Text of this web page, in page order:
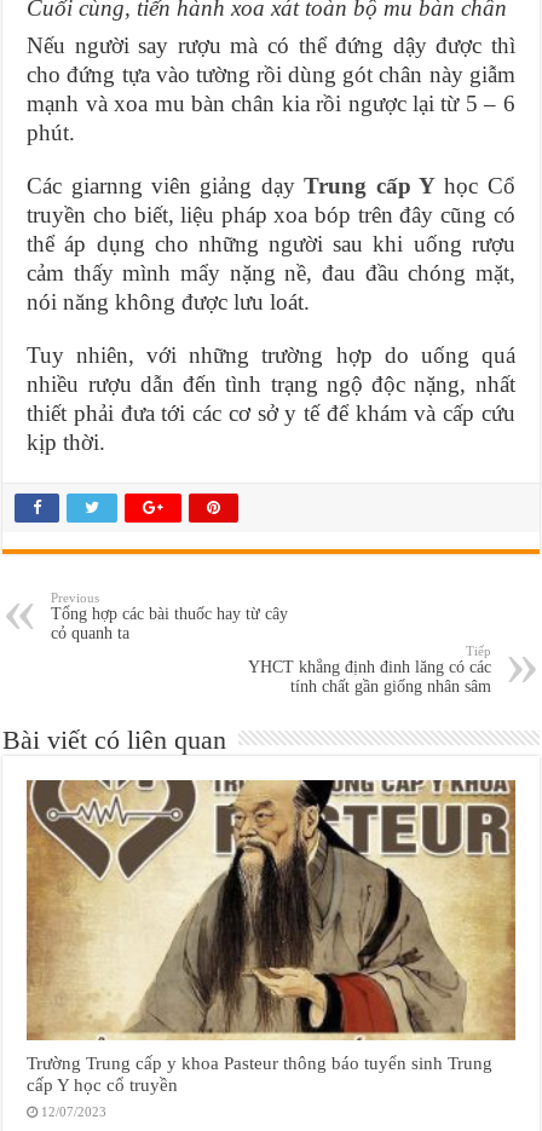
Cuối cùng, tiến hành xoa xát toàn bộ mu bàn chân
Nếu người say rượu mà có thể đứng dậy được thì
cho đứng tựa vào tường rồi dùng gót chân này giẫm
mạnh và xoa mu bàn chân kia rồi ngược lại từ 5 – 6
phút.
Các giarnng viên giảng dạyTrung cấp Yhọc Cổ
truyền cho biết, liệu pháp xoa bóp trên đây cũng có
thể áp dụng cho những người sau khi uống rượu
cảm thấy mình mẩy nặng nề, đau đầu chóng mặt,
nói năng không được lưu loát.
Tuy nhiên, với những trường hợp do uống quá
nhiều rượu dẫn đến tình trạng ngộ độc nặng, nhất
thiết phải đưa tới các cơ sở y tế để khám và cấp cứu
kịp thời.
Previous
Tổng hợp các bài thuốc hay từ cây
cỏ quanh ta
Tiếp
YHCT khẳng định đinh lăng có các
tính chất gần giống nhân sâm
Bài viết có liên quan
Trường Trung cấp y khoa Pasteur thông báo tuyển sinh Trung
cấp Y học cổ truyền
12/07/2023